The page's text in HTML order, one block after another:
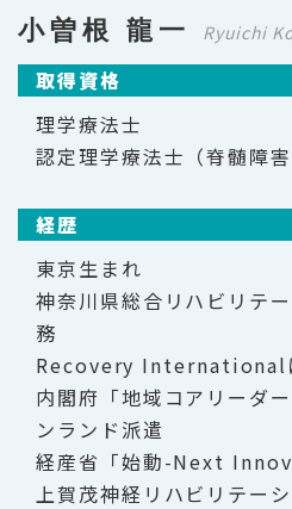
小曽根 龍一 Ryuichi
取得資格
理学療法士
認定理学療法士（脊髄障害
経歴
東京生まれ
神奈川県総合リハビリテ
務
Recovery International
内閣府「地域コアリーダ
ンランド派遣
経産省「始動-Next
上賀茂神経リハビリテー